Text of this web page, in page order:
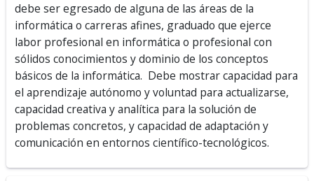
debe ser egresado de alguna de las áreas de la
informática o carreras afines, graduado que ejerce
labor profesional en informática o profesional con
sólidos conocimientos y dominio de los conceptos
básicos de la informática. Debe mostrar capacidad para
el aprendizaje autónomo y voluntad para actualizarse,
capacidad creativa y analítica para la solución de
problemas concretos, y capacidad de adaptación y
comunicación en entornos científico-tecnológicos.